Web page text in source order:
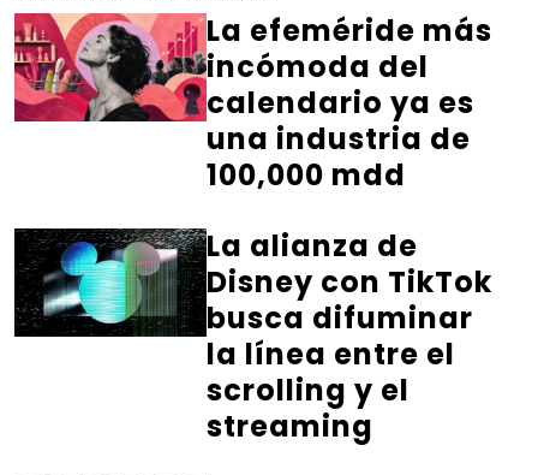
La efeméride más
incómoda del
calendario ya es
una industria de
100,000 mdd
La alianza de
Disney con TikTok
busca difuminar
la línea entre el
scrolling y el
streaming